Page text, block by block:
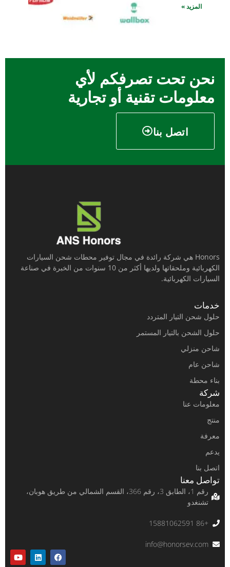
المزيد »
نحن تحت تصرفكم لأي
معلومات تقنية أو تجارية
اتصل بنا
Honors هي شركة رائدة في مجال توفير محطات شحن السيارات
الكهربائية وملحقاتها ولديها أكثر من 10 سنوات من الخبرة في صناعة
السيارات الكهربائية.
خدمات
حلول شحن التيار المتردد
حلول الشحن بالتيار المستمر
شاحن منزلي
شاحن عام
بناء محطة
شركة
معلومات عنا
منتج
معرفة
يدعم
اتصل بنا
تواصل معنا
رقم 1، الطابق 3، رقم 366، القسم الشمالي من طريق هوبان،
تشنغدو
+86 15881062591
info@honorsev.com
RU